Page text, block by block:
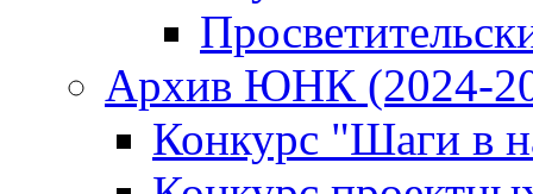
Архив ЮНК (2024-
Конкурс "Шаги в